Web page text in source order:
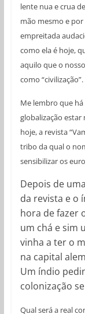
lente nua e crua
mão mesmo e
empreitada
como ela é hoje,
aquilo que o
como “civilização”.
Me lembro que
globalização
hoje, a revista
tribo da qual o
sensibilizar os
Depois de
da revista e o
hora de fazer
um chá e sim
vinha a ter o
na capital
Um índio
colonização
Qual será a real